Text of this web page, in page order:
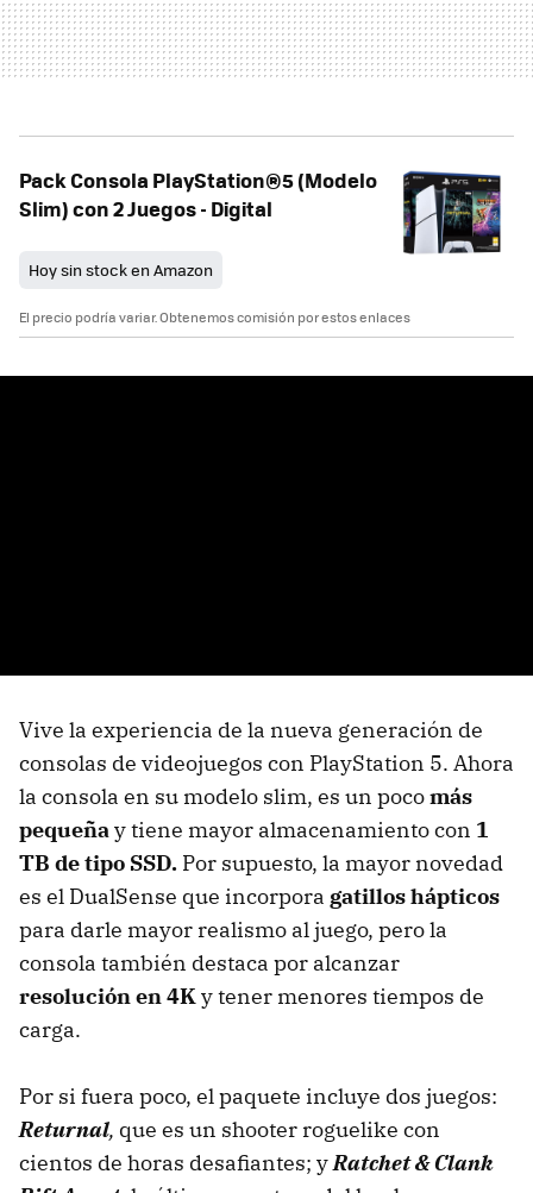
Pack Consola PlayStation®5 (Modelo
Slim) con 2 Juegos - Digital
Hoy sin stock en Amazon
El precio podría variar. Obtenemos comisión por estos enlaces
Vive la experiencia de la nueva generación de
consolas de videojuegos con PlayStation 5. Ahora
la consola en su modelo slim, es un pocomás
pequeñay tiene mayor almacenamiento con 1
TB de tipo SSD. Por supuesto, la mayor novedad
es el DualSense que incorpora gatillos hápticos
para darle mayor realismo al juego, pero la
consola también destaca por alcanzar
resolución en 4Ky tener menores tiempos de
carga.
Por si fuera poco, el paquete incluye dos juegos:
Returnal, que es un shooter roguelike con
cientos de horas desafiantes; yRatchet & Clank